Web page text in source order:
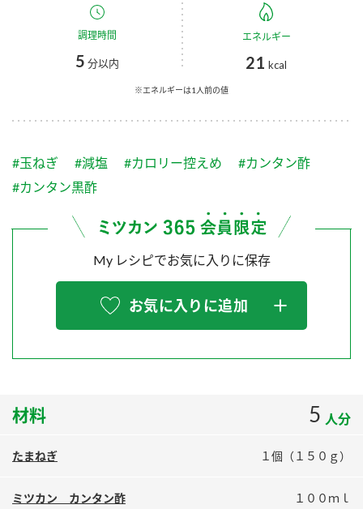
スープ 中華
ふりかけ おすしの素
炊き込みご飯の素 米飯用調味液
Fibee
お酢ドリンク
つゆ
鍋なび
納豆のサイト
三ツ判山吹
スペシャルサイト
お酢を知ろう！
すしラボ
納豆の豆知識
ロングセラー商品 ＋ おすすめレシピ
企業理念
ミツカンの歴史
ミツカンを知る
環境への取り組み
MIM（ミツカンミュージアム）
お客様相談センター
お客様の声をいかしました
販売終了製品のご案内
よくあるご質問
ミツカン公式通販
調理時間
5 分以内
エネルギー
21 kcal
※エネルギーは1人前の値
#玉ねぎ #減塩 #カロリー控えめ
#カンタン酢
#カンタン黒酢
My レシピでお気に入りに保存
お気に入りに追加
材料 5 人分
たまねぎ １個（１５０ｇ）
ミツカン カンタン酢 １００ｍｌ